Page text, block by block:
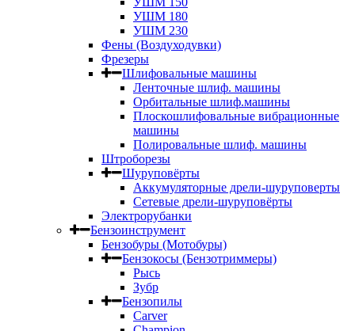
УШМ 180
УШМ 230
Фены (Воздуходувки)
Фрезеры
Шлифовальные машины
Ленточные шлиф. машины
Орбитальные шлиф.машины
Плоскошлифовальные вибрационные
машины
Полировальные шлиф. машины
Штроборезы
Шуруповёрты
Аккумуляторные дрели-шуруповерты
Сетевые дрели-шуруповёрты
Электрорубанки
Бензоинструмент
Бензобуры (Мотобуры)
Бензокосы (Бензотриммеры)
Рысь
Зубр
Бензопилы
Carver